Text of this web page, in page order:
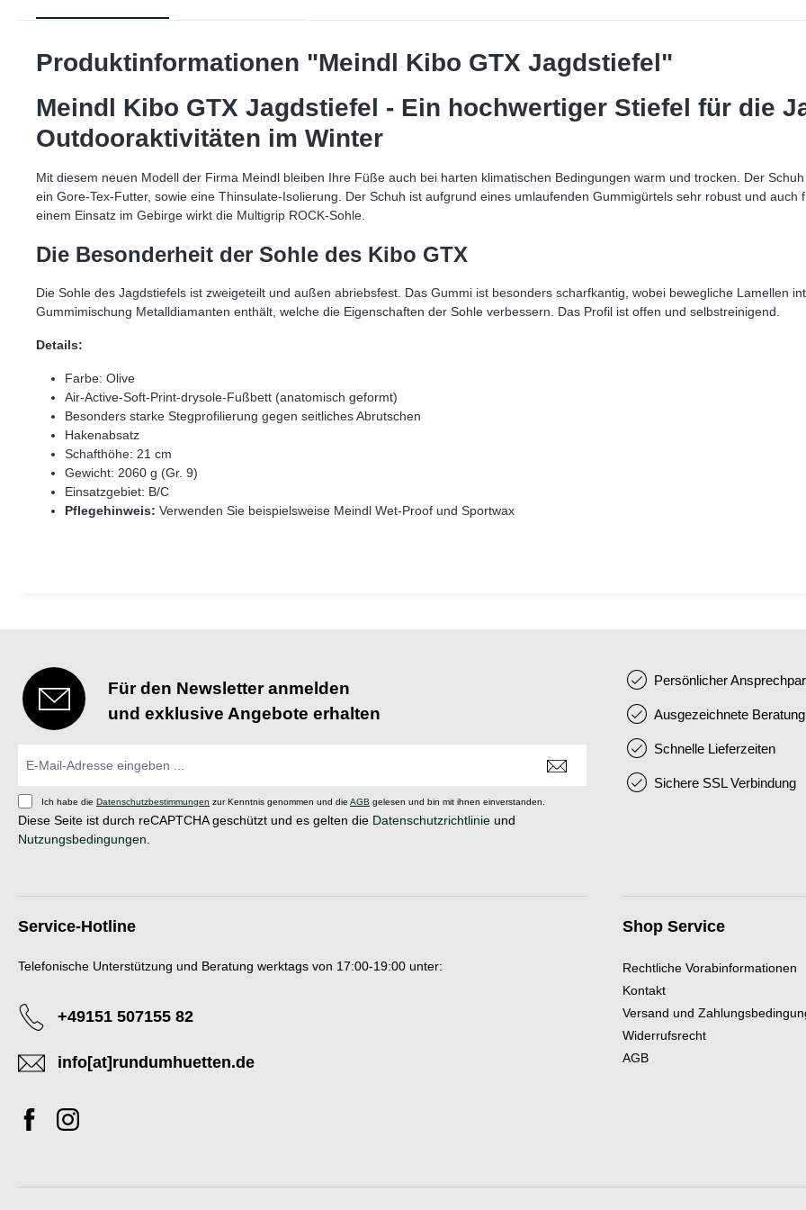
Produktinformationen "Meindl Kibo GTX Jagdstiefel"
Meindl Kibo GTX Jagdstiefel - Ein hochwertiger Stiefel für die
Outdooraktivitäten im Winter
Mit diesem neuen Modell der Firma Meindl bleiben Ihre Füße auch bei harten klimatischen Bedingungen warm und trocken. Der
ein Gore-Tex-Futter, sowie eine Thinsulate-Isolierung. Der Schuh ist aufgrund eines umlaufenden Gummigürtels sehr robust und
einem Einsatz im Gebirge wirkt die Multigrip ROCK-Sohle.
Die Besonderheit der Sohle des Kibo GTX
Die Sohle des Jagdstiefels ist zweigeteilt und außen abriebsfest. Das Gummi ist besonders scharfkantig, wobei bewegliche Lamellen
Gummimischung Metalldiamanten enthält, welche die Eigenschaften der Sohle verbessern. Das Profil ist offen und selbstreinigend.
Details:
Farbe: Olive
Air-Active-Soft-Print-drysole-Fußbett (anatomisch geformt)
Besonders starke Stegprofilierung gegen seitliches Abrutschen
Hakenabsatz
Schafthöhe: 21 cm
Gewicht: 2060 g (Gr. 9)
Einsatzgebiet: B/C
Pflegehinweis: Verwenden Sie beispielsweise Meindl Wet-Proof und Sportwax
Für den Newsletter anmelden
und exklusive Angebote erhalten
Ich habe die Datenschutzbestimmungen zur Kenntnis genommen und die AGB gelesen und bin mit ihnen einverstanden.
Diese Seite ist durch reCAPTCHA geschützt und es gelten die Datenschutzrichtlinie und
Nutzungsbedingungen
Persönlicher
Ausgezeichnete Beratung
Schnelle Lieferzeiten
Sichere SSL Verbindung
Service-Hotline
Telefonische Unterstützung und Beratung werktags von 17:00-19:00 unter:
+49151 507155 82
info[at]rundumhuetten.de
Shop Service
Rechtliche Vorabinformationen
Kontakt
Versand und
Widerrufsrecht
AGB